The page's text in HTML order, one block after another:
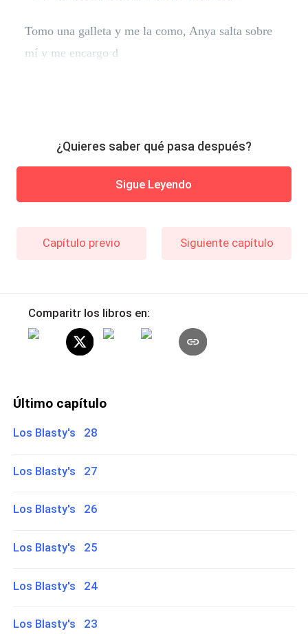
Tomo una galleta y me la como, Anya salta sobre
mí y me encargo d
¿Quieres saber qué pasa después?
Sigue Leyendo
Capítulo previo Siguiente capítulo
Comparitr los libros en:
Último capítulo
Los Blasty's 28
Los Blasty's 27
Los Blasty's 26
Los Blasty's 25
Los Blasty's 24
Los Blasty's 23